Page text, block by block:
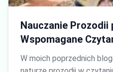
Nauczanie Prozodii
Wspomagane
W moich poprzednich